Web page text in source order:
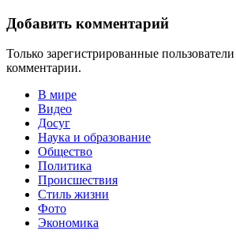
Добавить комментарий
Только зарегистрированные
комментарии.
В мире
Видео
Досуг
Наука и образование
Общество
Политика
Происшествия
Стиль жизни
Фото
Экономика